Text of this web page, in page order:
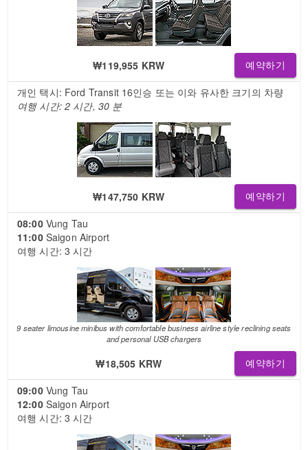
₩119,955 KRW 예약하기
개인 택시: Ford Transit 16인승 또는 이와 유사한 크기의 차량
여행 시간: 2 시간, 30 분
₩147,750 KRW 예약하기
08:00Vung Tau
11:00Saigon Airport
여행 시간: 3 시간
9 seater limousine minibus with comfortable business airline style reclining seats
and personal USB chargers
₩18,505 KRW 예약하기
09:00Vung Tau
12:00Saigon Airport
여행 시간: 3 시간